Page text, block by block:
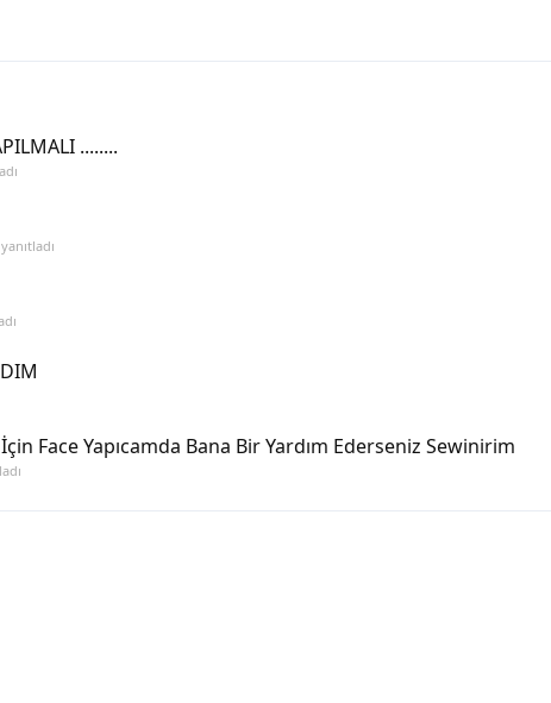
........
yanıtladı
Face Yapıcamda Bana Bir Yardım Ederseniz Sewinirim